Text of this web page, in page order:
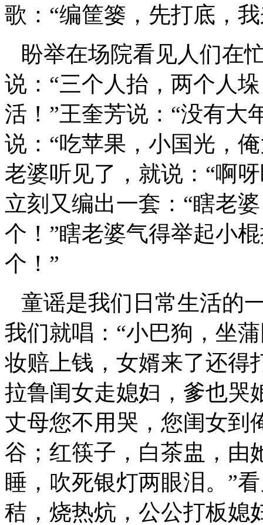
歌：“编筐篓，先打底，
盼举在场院看见人们在
说：“三个人抬，两个人
活！”王奎芳说：“没有大
说：“吃苹果，小国光，
老婆听见了，就说：“啊
立刻又编出一套：“瞎老
个！”瞎老婆气得举起小
个！”
童谣是我们日常生活的
我们就唱：“小巴狗，坐
妆赔上钱，女婿来了还得
拉鲁闺女走媳妇，爹也哭
丈母您不用哭，您闺女到
谷；红筷子，白茶盅，由
睡，吹死银灯两眼泪。”
秸，烧热炕，公公打板媳